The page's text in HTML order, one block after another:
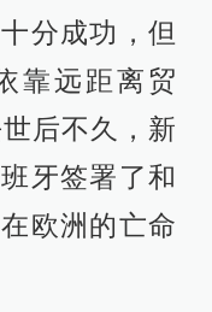
分成功，但
靠远距离贸
后不久，新
牙签署了和
欧洲的亡命